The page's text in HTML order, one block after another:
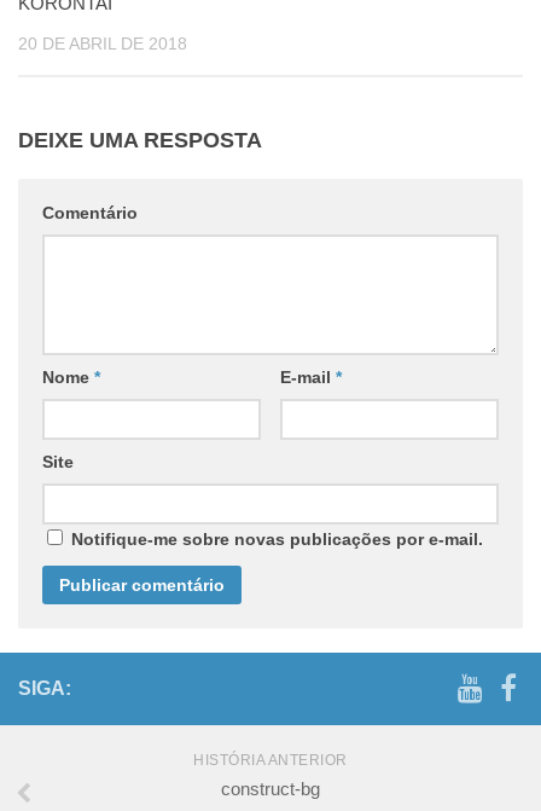
20 DE ABRIL DE 2018
DEIXE UMA RESPOSTA
Comentário
Nome * E-mail *
Site
Notifique-me sobre novas publicações por e-mail.
SIGA:
HISTÓRIA ANTERIOR
construct-bg